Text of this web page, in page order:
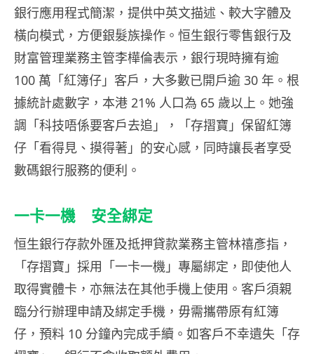
銀行應用程式簡潔，提供中英文描述、較大字體及
橫向模式，方便銀髮族操作。恒生銀行零售銀行及
財富管理業務主管李樺倫表示，銀行現時擁有逾
100 萬「紅簿仔」客戶，大多數已開戶逾 30 年。根
據統計處數字，本港 21% 人口為 65 歲以上。她強
調「科技唔係要客戶去追」，「存摺寶」保留紅簿
仔「看得見、摸得著」的安心感，同時讓長者享受
數碼銀行服務的便利。
一卡一機 安全綁定
恒生銀行存款外匯及抵押貸款業務主管林禧彥指，
「存摺寶」採用「一卡一機」專屬綁定，即使他人
取得實體卡，亦無法在其他手機上使用。客戶須親
臨分行辦理申請及綁定手機，毋需攜帶原有紅簿
仔，預料 10 分鐘內完成手續。如客戶不幸遺失「存